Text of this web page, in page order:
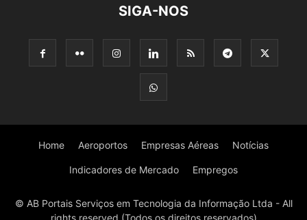
SIGA-NOS
Home Aeroportos Empresas Aéreas Notícias
Indicadores de Mercado Empregos
© AB Portais Serviços em Tecnologia da Informação Ltda - All
rights reserved (Todos os direitos reservados)